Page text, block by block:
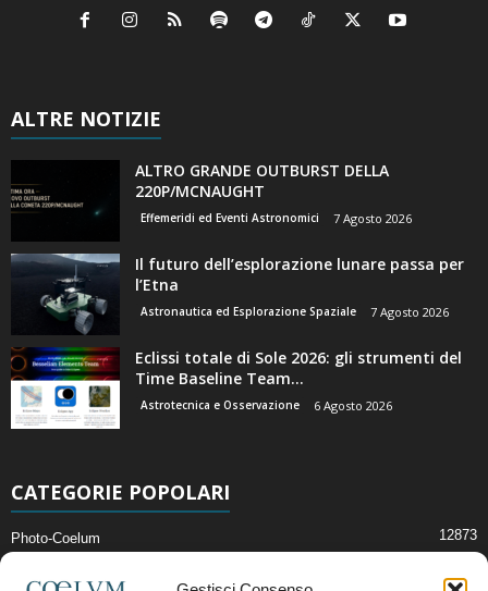
ALTRE NOTIZIE
ALTRO GRANDE OUTBURST DELLA
220P/MCNAUGHT
Effemeridi ed Eventi Astronomici 7 Agosto 2026
Il futuro dell’esplorazione lunare passa per
l’Etna
Astronautica ed Esplorazione Spaziale 7 Agosto 2026
Eclissi totale di Sole 2026: gli strumenti del
Time Baseline Team...
Astrotecnica e Osservazione 6 Agosto 2026
CATEGORIE POPOLARI
Photo-Coelum 12873